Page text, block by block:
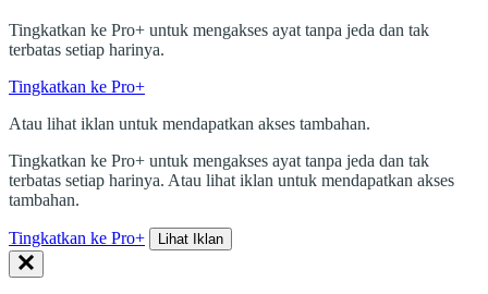
Tingkatkan ke Pro+ untuk mengakses ayat tanpa jeda dan tak
terbatas setiap harinya.
Tingkatkan ke Pro+
Atau lihat iklan untuk mendapatkan akses tambahan.
Tingkatkan ke Pro+ untuk mengakses ayat tanpa jeda dan tak
terbatas setiap harinya. Atau lihat iklan untuk mendapatkan akses
tambahan.
Tingkatkan ke Pro+ Lihat Iklan